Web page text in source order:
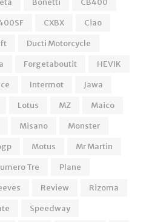
CXBX
Ciao
Ducti Motorcycle
Forgetaboutit
HEVIK
Intermot
Jawa
Lotus MZ
Maico
Misano
Monster
Motus
Mr Martin
Tre
Plane
Review
Rizoma
Speedway